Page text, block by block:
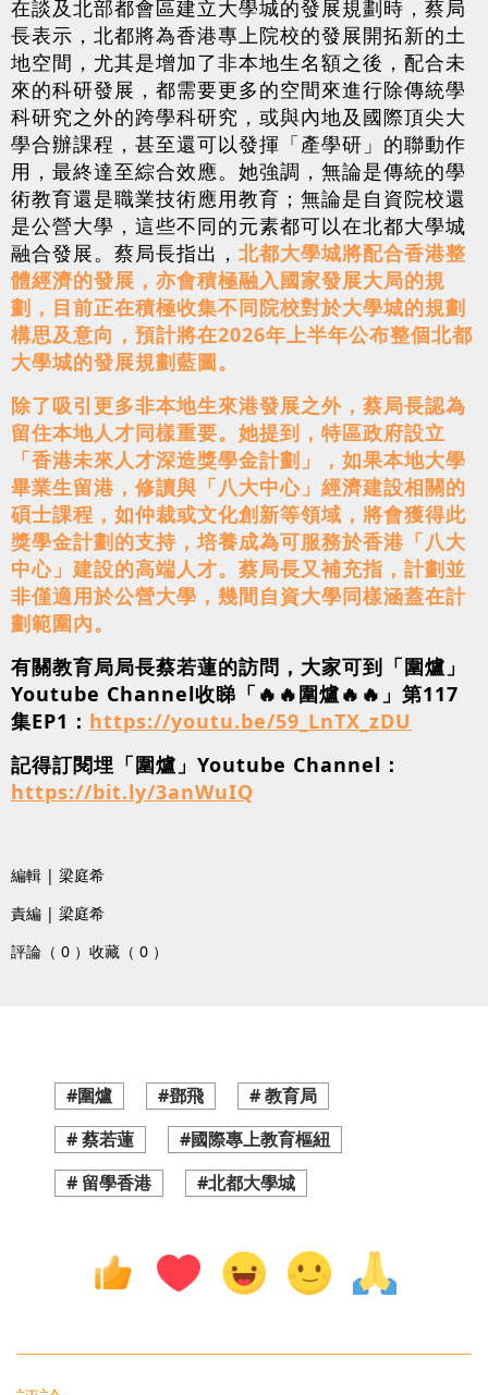
在談及北部都會區建立大學城的發展規劃時，蔡局
長表示，北都將為香港專上院校的發展開拓新的土
地空間，尤其是增加了非本地生名額之後，配合未
來的科研發展，都需要更多的空間來進行除傳統學
科研究之外的跨學科研究，或與內地及國際頂尖大
學合辦課程，甚至還可以發揮「產學研」的聯動作
用，最終達至綜合效應。她強調，無論是傳統的學
術教育還是職業技術應用教育；無論是自資院校還
是公營大學，這些不同的元素都可以在北都大學城
融合發展。蔡局長指出， 北都大學城將配合香港整
體經濟的發展，亦會積極融入國家發展大局的規
劃，目前正在積極收集不同院校對於大學城的規劃
構思及意向，預計將在2026年上半年公布整個北都
大學城的發展規劃藍圖。
除了吸引更多非本地生來港發展之外，蔡局長認為
留住本地人才同樣重要。她提到，特區政府設立
「香港未來人才深造獎學金計劃」，如果本地大學
畢業生留港，修讀與「八大中心」經濟建設相關的
碩士課程，如仲裁或文化創新等領域，將會獲得此
獎學金計劃的支持，培養成為可服務於香港「八大
中心」建設的高端人才。蔡局長又補充指，計劃並
非僅適用於公營大學，幾間自資大學同樣涵蓋在計
劃範圍內。
有關教育局局長蔡若蓮的訪問，大家可到「圍爐」
Youtube Channel收睇「🔥🔥圍爐🔥🔥」第117
集EP1： https://youtu.be/59_LnTX_zDU
記得訂閱埋「圍爐」Youtube Channel：
https://bit.ly/3anWuIQ
編輯 | 梁庭希
責編 | 梁庭希
評論（ 0 ） 收藏（ 0 ）
#圍爐 #鄧飛
# 教育局
# 蔡若蓮
#國際專上教育樞紐
# 留學香港
#北都大學城